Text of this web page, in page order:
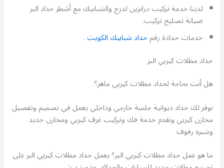
لدينا خدمة تركيب درابزين لدرج والشبابيك مع أشطر حداد البر
صيانة تصليح تركيب.
خدمات حدادة رقمحداد شبابيك الكويت.
حداد مظلات كيربي البر
هل أنت بحاجة لحداد مظلات كيربي ماهر؟
نوفر لك حداد ديوانية جلسة خارجي وداخلي يعمل في تصميم وتفصيل
مخازن كيربي ونقدم خدمة فك وتركيب غرف كيربي ومخازن حديد
وشبره رفوف
ما هو عمل حداد مظلات كيربي البر؟ يعمل حداد مظلات كيربي البر على